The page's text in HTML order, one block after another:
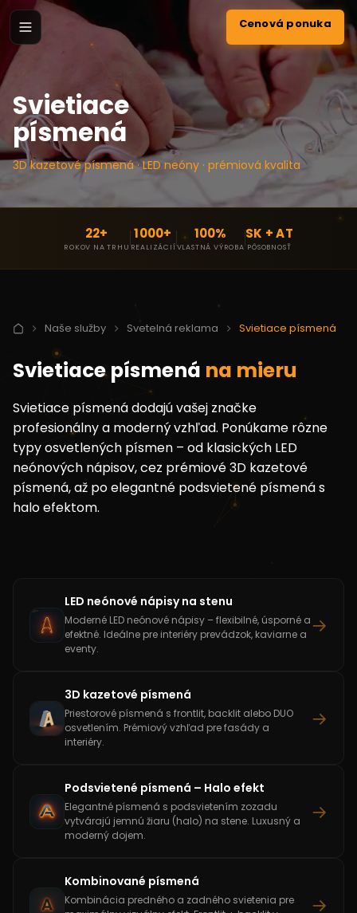
Cenová ponuka
Svietiace
písmená
3D kazetové písmená · LED neóny · prémiová kvalita
22+
ROKOV NA TRHU
1000+
REALIZÁCIÍ
100%
VLASTNÁ VÝROBA
SK + AT
PÔSOBNOSŤ
Naše služby Svetelná reklama Svietiace písmená
Svietiace písmená na mieru
Svietiace písmená dodajú vašej značke
profesionálny a moderný vzhľad. Ponúkame rôzne
typy osvetlených písmen – od klasických LED
neónových nápisov, cez prémiové 3D kazetové
písmená, až po elegantné podsvietené písmená s
halo efektom.
LED neónové nápisy na stenu
Moderné LED neónové nápisy – flexibilné, úsporné a
efektné. Ideálne pre interiéry prevádzok, kaviarne a
eventy.
→
3D kazetové písmená
Priestorové písmená s frontlit, backlit alebo DUO
osvetlením. Prémiový vzhľad pre fasády a
interiéry.
→
Podsvietené písmená – Halo efekt
Elegantné písmená s podsvietením zozadu
vytvárajú jemnú žiaru (halo) na stene. Luxusný a
moderný dojem.
→
Kombinované písmená
Kombinácia predného a zadného svietenia pre
→